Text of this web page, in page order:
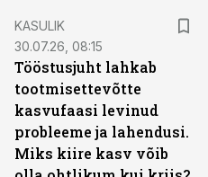
KASULIK
30.07.26, 08:15
Tööstusjuht lahkab
tootmisettevõtte
kasvufaasi levinud
probleeme ja lahendusi.
Miks kiire kasv võib